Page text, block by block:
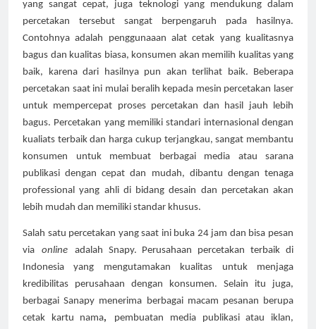
yang sangat cepat, juga teknologi yang mendukung dalam
percetakan tersebut sangat berpengaruh pada hasilnya.
Contohnya adalah penggunaaan alat cetak yang kualitasnya
bagus dan kualitas biasa, konsumen akan memilih kualitas yang
baik, karena dari hasilnya pun akan terlihat baik. Beberapa
percetakan saat ini mulai beralih kepada mesin percetakan laser
untuk mempercepat proses percetakan dan hasil jauh lebih
bagus. Percetakan yang memiliki standari internasional dengan
kualiats terbaik dan harga cukup terjangkau, sangat membantu
konsumen untuk membuat berbagai media atau sarana
publikasi dengan cepat dan mudah, dibantu dengan tenaga
professional yang ahli di bidang desain dan percetakan akan
lebih mudah dan memiliki standar khusus.
Salah satu percetakan yang saat ini buka 24 jam dan bisa pesan
via
online
adalah Snapy. Perusahaan percetakan terbaik di
Indonesia yang mengutamakan kualitas untuk menjaga
kredibilitas perusahaan dengan konsumen. Selain itu juga,
berbagai Sanapy menerima berbagai macam pesanan berupa
cetak kartu nama,
pembuatan media publikasi atau iklan,